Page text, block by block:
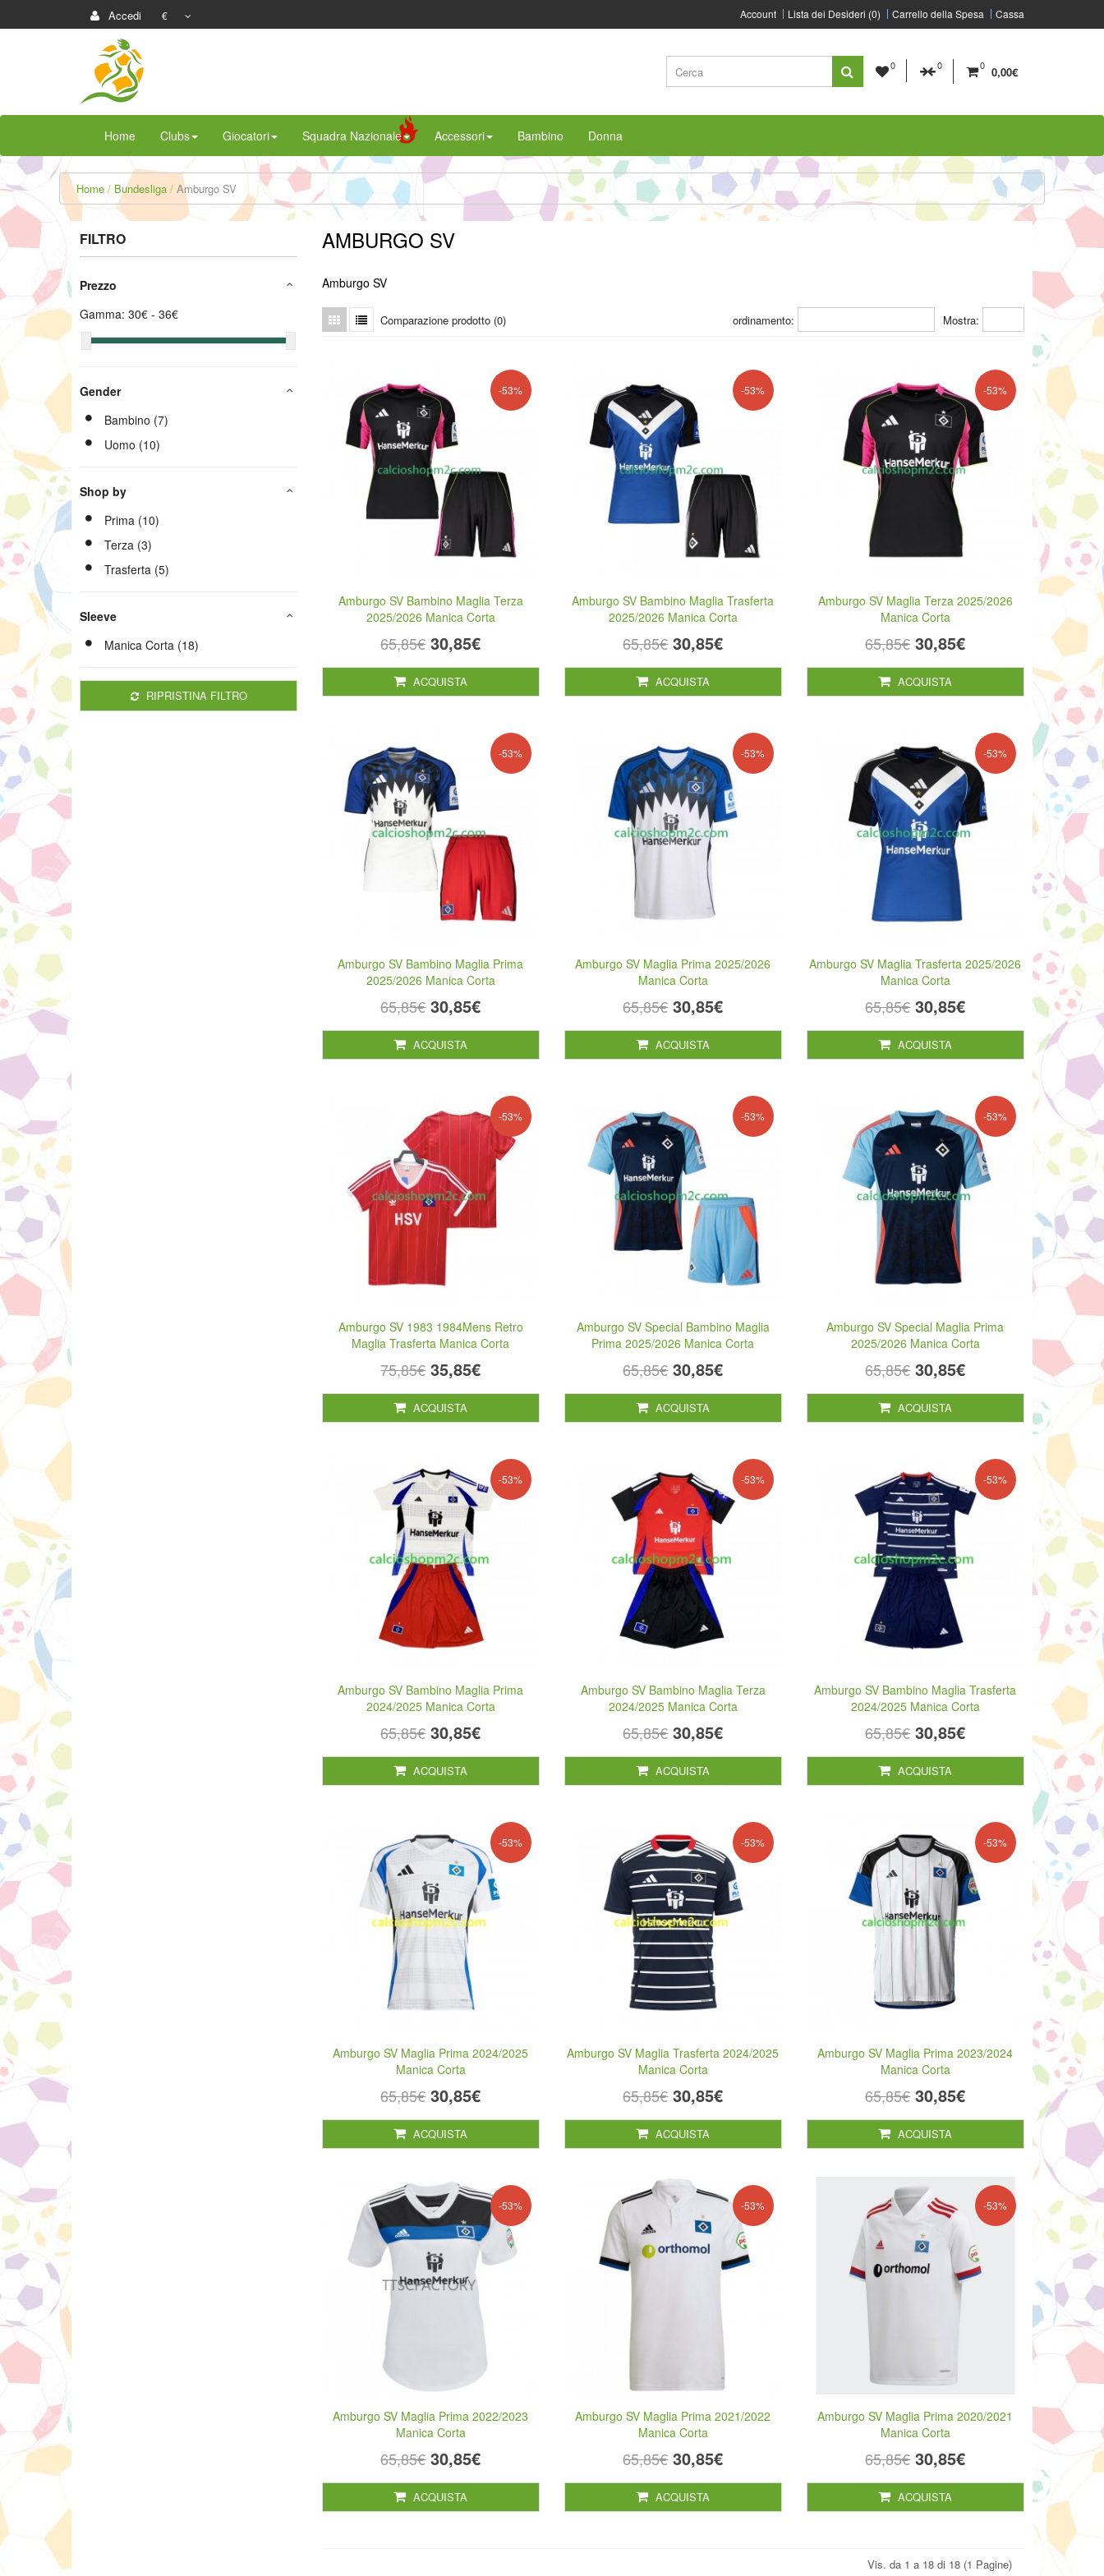
Accedi € Account Lista dei Desideri (0) Carrello della Spesa Cassa
0 0 0 0,00€
Home Clubs Giocatori Squadra Nazionale Accessori Bambino Donna
Home Bundesliga Amburgo SV
FILTRO
Prezzo
Gamma: 30€ - 36€
Gender
Bambino (7)
Uomo (10)
Shop by
Prima (10)
Terza (3)
Trasferta (5)
Sleeve
Manica Corta (18)
RIPRISTINA FILTRO
AMBURGO SV
Amburgo SV
Mostra:
ordinamento:
Comparazione prodotto (0)
-53%
Amburgo SV Bambino Maglia Terza
2025/2026 Manica Corta
65,85€ 30,85€
ACQUISTA
-53%
Amburgo SV Bambino Maglia Trasferta
2025/2026 Manica Corta
65,85€ 30,85€
ACQUISTA
-53%
Amburgo SV Maglia Terza 2025/2026
Manica Corta
65,85€ 30,85€
ACQUISTA
-53%
Amburgo SV Bambino Maglia Prima
2025/2026 Manica Corta
65,85€ 30,85€
ACQUISTA
-53%
Amburgo SV Maglia Prima 2025/2026
Manica Corta
65,85€ 30,85€
ACQUISTA
-53%
Amburgo SV Maglia Trasferta 2025/2026
Manica Corta
65,85€ 30,85€
ACQUISTA
-53%
Amburgo SV 1983 1984Mens Retro
Maglia Trasferta Manica Corta
75,85€ 35,85€
ACQUISTA
-53%
Amburgo SV Special Bambino Maglia
Prima 2025/2026 Manica Corta
65,85€ 30,85€
ACQUISTA
-53%
Amburgo SV Special Maglia Prima
2025/2026 Manica Corta
65,85€ 30,85€
ACQUISTA
-53%
Amburgo SV Bambino Maglia Prima
2024/2025 Manica Corta
65,85€ 30,85€
ACQUISTA
-53%
Amburgo SV Bambino Maglia Terza
2024/2025 Manica Corta
65,85€ 30,85€
ACQUISTA
-53%
Amburgo SV Bambino Maglia Trasferta
2024/2025 Manica Corta
65,85€ 30,85€
ACQUISTA
-53%
Amburgo SV Maglia Prima 2024/2025
Manica Corta
65,85€ 30,85€
ACQUISTA
-53%
Amburgo SV Maglia Trasferta 2024/2025
Manica Corta
65,85€ 30,85€
ACQUISTA
-53%
Amburgo SV Maglia Prima 2023/2024
Manica Corta
65,85€ 30,85€
ACQUISTA
-53%
Amburgo SV Maglia Prima 2022/2023
Manica Corta
65,85€ 30,85€
ACQUISTA
-53%
Amburgo SV Maglia Prima 2021/2022
Manica Corta
65,85€ 30,85€
ACQUISTA
-53%
Amburgo SV Maglia Prima 2020/2021
Manica Corta
65,85€ 30,85€
ACQUISTA
Vis. da 1 a 18 di 18 (1 Pagine)